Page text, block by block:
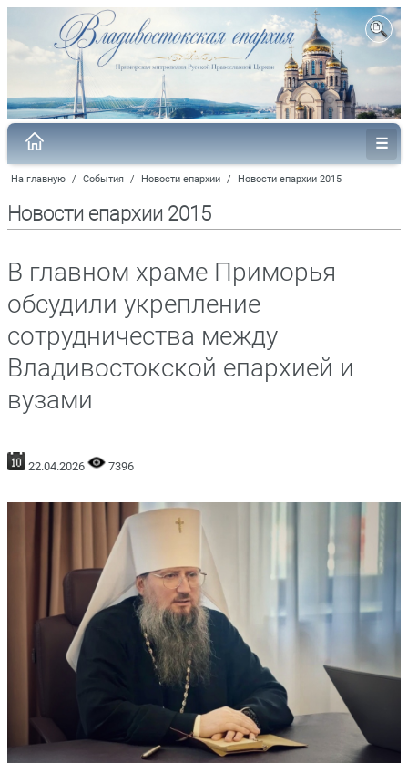
На главную / События / Новости епархии / Новости епархии 2015
Новости епархии 2015
В главном храме Приморья
обсудили укрепление
сотрудничества между
Владивостокской епархией и
вузами
22.04.2026 7396